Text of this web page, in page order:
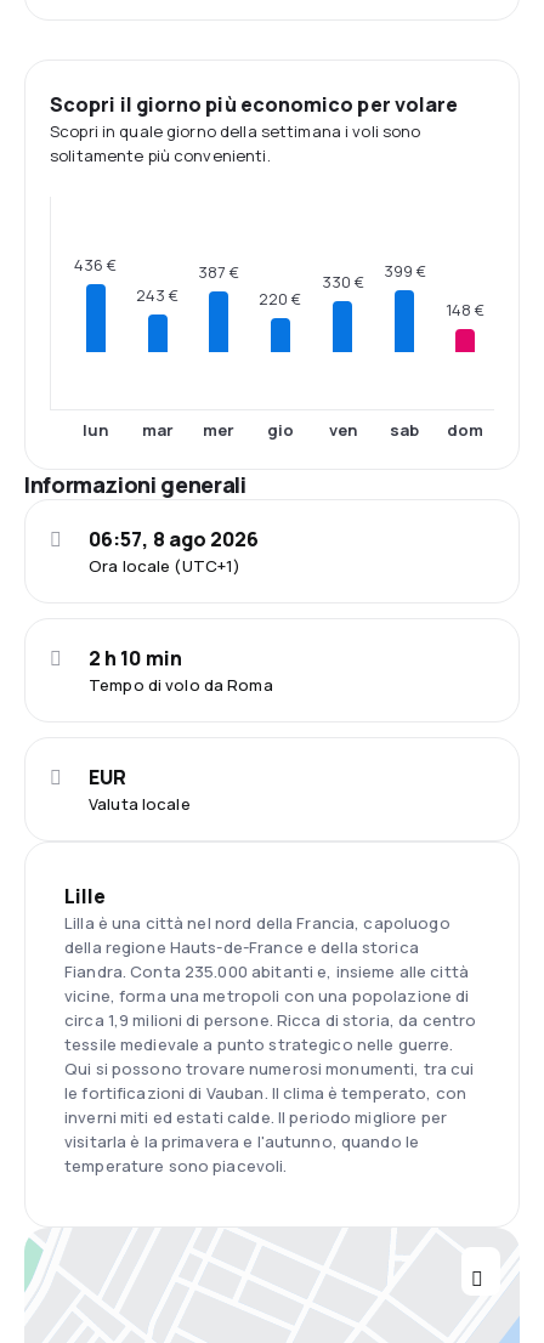
Scopri il giorno più economico per volare
Scopri in quale giorno della settimana i voli sono
solitamente più convenienti.
436 €
lun
243 €
mar
387 €
mer
220 €
gio
330 €
ven
399 €
sab
148 €
dom
Informazioni generali
Ora locale (UTC+1)
06:57, 8 ago 2026
Tempo di volo da Roma
2 h 10 min
Valuta locale
EUR
Lille
Lilla è una città nel nord della Francia, capoluogo
della regione Hauts-de-France e della storica
Fiandra. Conta 235.000 abitanti e, insieme alle città
vicine, forma una metropoli con una popolazione di
circa 1,9 milioni di persone. Ricca di storia, da centro
tessile medievale a punto strategico nelle guerre.
Qui si possono trovare numerosi monumenti, tra cui
le fortificazioni di Vauban. Il clima è temperato, con
inverni miti ed estati calde. Il periodo migliore per
visitarla è la primavera e l'autunno, quando le
temperature sono piacevoli.